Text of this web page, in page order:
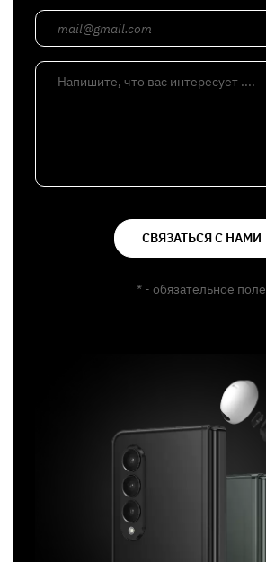
mail@gmail.com
Напишите, что вас интересует ....
СВЯЗАТЬСЯ С НАМИ
* - обязательное поле